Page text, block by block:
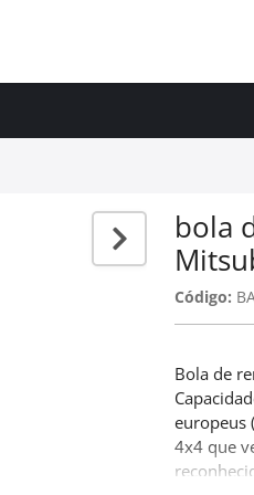
bola
Código:
Bola de
europeus
4x4 que